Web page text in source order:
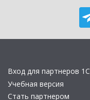
Вход для партнеров 1С
Учебная версия
Стать партнером